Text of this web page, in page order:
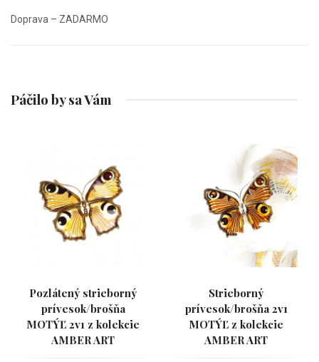
Doprava – ZADARMO
Páčilo by sa Vám
Pozlátený strieborný
prívesok/brošňa
MOTÝĽ 2v1 z kolekcie
AMBER ART
Strieborný
prívesok/brošňa 2v1
MOTÝĽ z kolekcie
AMBER ART